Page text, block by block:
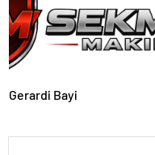
Gerardi Bayi